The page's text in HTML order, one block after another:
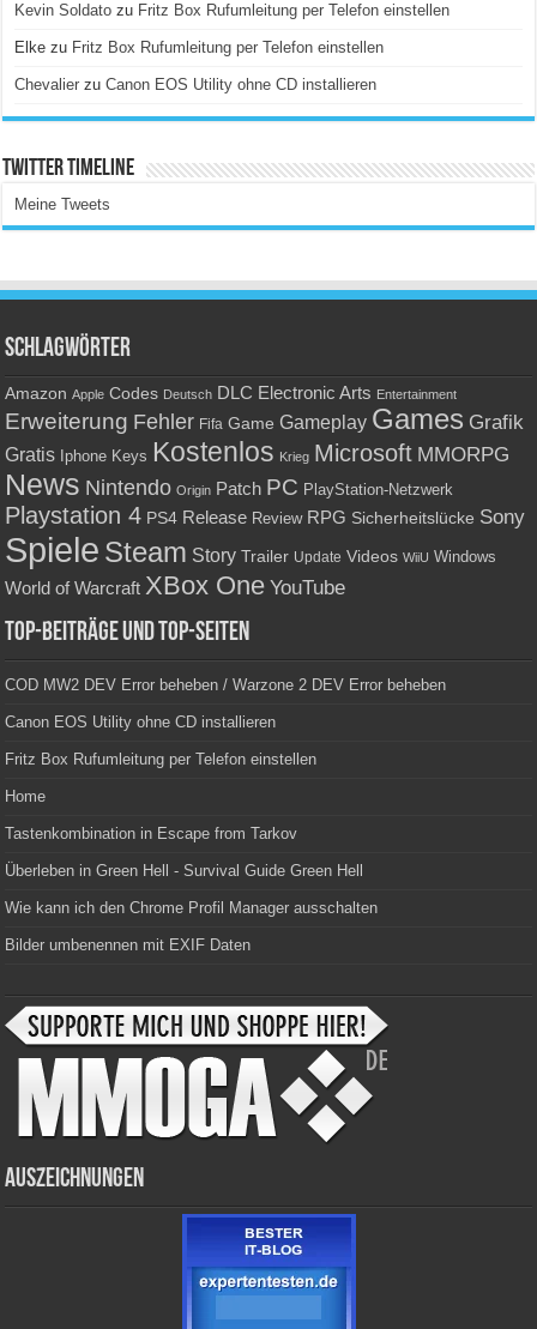
Kevin Soldato zu Fritz Box Rufumleitung per Telefon einstellen
Elke zu Fritz Box Rufumleitung per Telefon einstellen
Chevalier zuCanon EOS Utility ohne CD installieren
Twitter Timeline
Meine Tweets
Schlagwörter
Amazon Apple Codes Deutsch DLC Electronic Arts Entertainment
Erweiterung Fehler Fifa Game Gameplay Games Grafik
Gratis Iphone Keys Kostenlos Krieg Microsoft MMORPG
News Nintendo Origin Patch PC PlayStation-Netzwerk
Playstation 4 PS4 Release Review RPG Sicherheitslücke Sony
Spiele Steam Story Trailer Update Videos WiiU Windows
World of Warcraft XBox One YouTube
Top-Beiträge und Top-Seiten
COD MW2 DEV Error beheben / Warzone 2 DEV Error beheben
Canon EOS Utility ohne CD installieren
Fritz Box Rufumleitung per Telefon einstellen
Home
Tastenkombination in Escape from Tarkov
Überleben in Green Hell - Survival Guide Green Hell
Wie kann ich den Chrome Profil Manager ausschalten
Bilder umbenennen mit EXIF Daten
Auszeichnungen